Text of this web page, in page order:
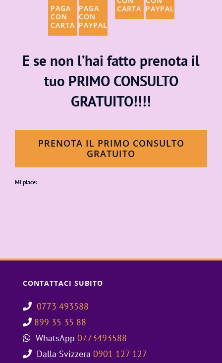
PAGA
CON
CARTA
PAGA
CON
PAYPAL
CARTA PAYPAL
E se non l’hai fatto prenota il
tuo PRIMO CONSULTO
GRATUITO!!!!
PRENOTA IL PRIMO CONSULTO
GRATUITO
Mi piace:
CONTATTACI SUBITO
0773 493588
899 35 35 88
WhatsApp 0773493588
Dalla Svizzera 0901 127 127